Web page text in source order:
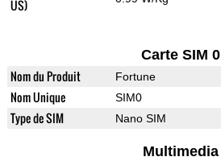
US)
Carte SIM 0
Nom du Produit Fortune
Nom Unique SIM0
Type de SIM Nano SIM
Multimedia